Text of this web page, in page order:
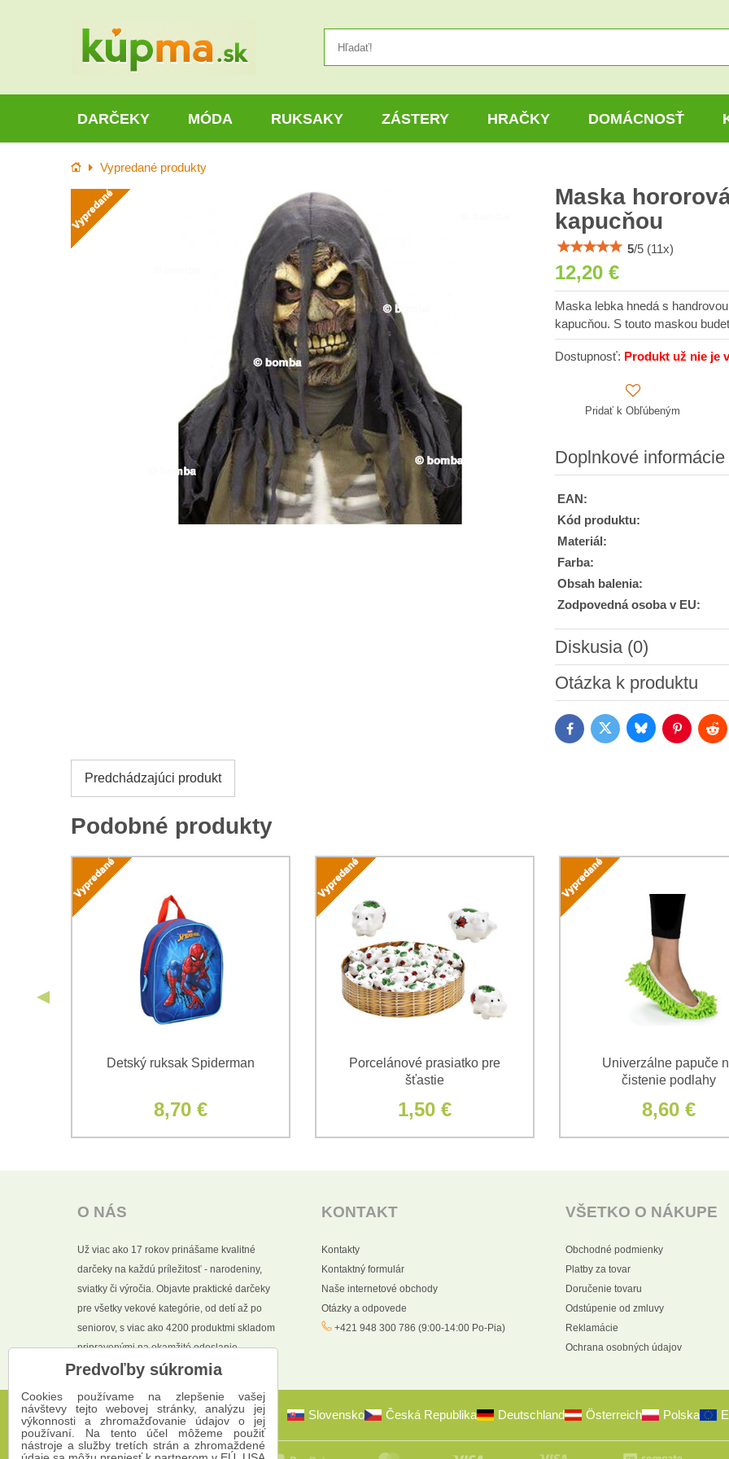
DARČEKY MÓDA RUKSAKY ZÁSTERY HRAČKY DOMÁCNOSŤ
Úvod Vypredané produkty
Maska
kapucňou
5/5 (11 x)
12,20 €
Maska lebka hnedá s
kapucňou. S touto maskou
Dostupnosť: Produkt už nie je
Pridať k Obľúbeným
Doplnkové informácie
EAN:
Kód produktu:
Materiál:
Farba:
Obsah balenia:
Zodpovedná osoba v EU:
Diskusia (0)
Nový komentár
Oboznámil som sa s
(Povinné)
Otázka k produktu
(Povinné)
FacebookTwitter BlueskyPinterest
Predchádzajúci produkt
Podobné produkty
Detský ruksak Spiderman
8,70 €
Porcelánové prasiatko pre
šťastie
1,50 €
Univerzálne papuče
čistenie podlahy
8,60 €
O NÁS
Už viac ako 17 rokov prinášame kvalitné
darčeky na každú príležitosť - narodeniny,
sviatky či výročia. Objavte praktické darčeky
pre všetky vekové kategórie, od detí až po
seniorov, s viac ako 4200 produktmi skladom
pripravenými na okamžité odoslanie.
KONTAKT
Kontakty
Kontaktný formulár
Naše internetové obchody
Otázky a odpovede
+421 948 300 786 (9:00-14:00 Po-Pia)
VŠETKO O NÁKUPE
Obchodné podmienky
Platby za tovar
Doručenie tovaru
Odstúpenie od zmluvy
Reklamácie
Ochrana osobných údajov
Slovensko Česká Republika Deutschland Österreich Polska
Predvoľby súkromia
Cookies používame na zlepšenie vašej
návštevy tejto webovej stránky, analýzu jej
výkonnosti a zhromažďovanie údajov o jej
používaní. Na tento účel môžeme použiť
nástroje a služby tretích strán a zhromaždené